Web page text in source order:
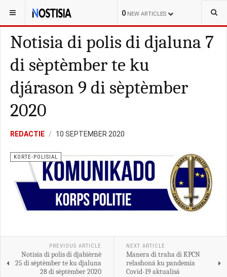
0 NEW ARTICLES
YOU ARE HERE: BONAIRE KORTE-POLISIAL
Notisia di polis di djaluna 7
di sèptèmber te ku
djárason 9 di sèptèmber
2020
REDACTIE 10 SEPTEMBER 2020
KORTE-POLISIAL
PREVIOUS ARTICLE
Notisia di polis di djabièrnè
25 di sèptèmber te ku djaluna
28 di sèptèmber 2020
NEXT ARTICLE
Manera di traha di KPCN
relashoná ku pandemia
Covid-19 aktualisá